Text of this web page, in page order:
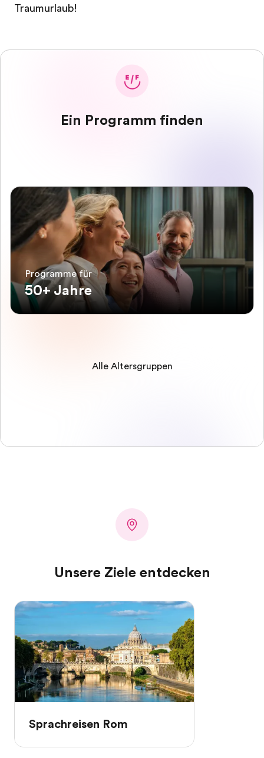
Traumurlaub!
Ein Programm finden
Programme für
50+ Jahre
Alle Altersgruppen
Unsere Ziele entdecken
Sprachreisen Rom